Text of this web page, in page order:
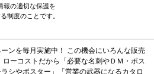
報の適切な保護を
制度のことです。
ンを毎月実施中！ この機会にいろんな販売
ーコストだから「必要な名刺やＤＭ・ポス
シやポスター」「営業の武器になるカタロ